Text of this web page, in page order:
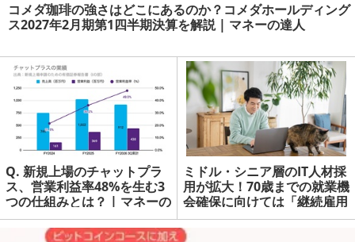
コメダ珈琲の強さはどこにあるのか？コメダホールディング
ス2027年2月期第1四半期決算を解説 | マネーの達人
Q. 新規上場のチャットプラ
ス、営業利益率48%を生む3
つの仕組みとは？ | マネーの
達人
ミドル・シニア層のIT人材採
用が拡大！70歳までの就業機
会確保に向けては「継続雇用
制度の導入」が最多 | マネー
の達人